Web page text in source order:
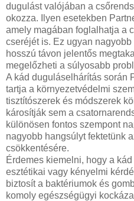
dugulást valójában a
okozza. Ilyen esetekben
amely magában foglalhatja a
cseréjét is. Ez ugyan
hosszú távon jelentős
megelőzheti a súlyosabb
A kád duguláselhárítás során
tartja a környezetvédelmi
tisztítószerek és módszerek
károsítják sem a
különösen fontos szempont
nagyobb hangsúlyt fektetünk
csökkentésére.
Érdemes kiemelni, hogy a
esztétikai vagy kényelmi
biztosít a baktériumok és
komoly egészségügyi